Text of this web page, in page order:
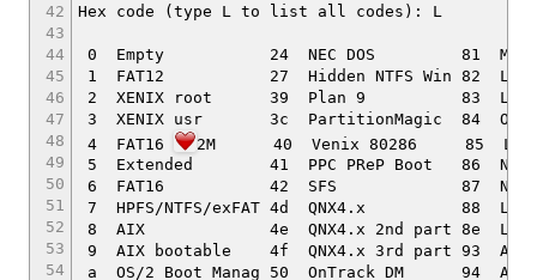
42
43
44
45
46
47
48
49
50
51
52
53
54
Hex code (type L to list all codes): L
0 Empty 24 NEC DOS 81
1 FAT12 27 Hidden NTFS Win 82 Linux
2 XENIX root 39 Plan 9 83
3 XENIX usr 3c PartitionMagic 84 OS/2
4 FAT16
2M 40 Venix 80286 85
5 Extended 41 PPC PReP Boot 86
6 FAT16 42 SFS 87 NTFS
7 HPFS/NTFS/exFAT 4d QNX4.x 88
8 AIX 4e QNX4.x 2nd part 8e
9 AIX bootable 4f QNX4.x 3rd part
a OS/2 Boot Manag 50 OnTrack DM